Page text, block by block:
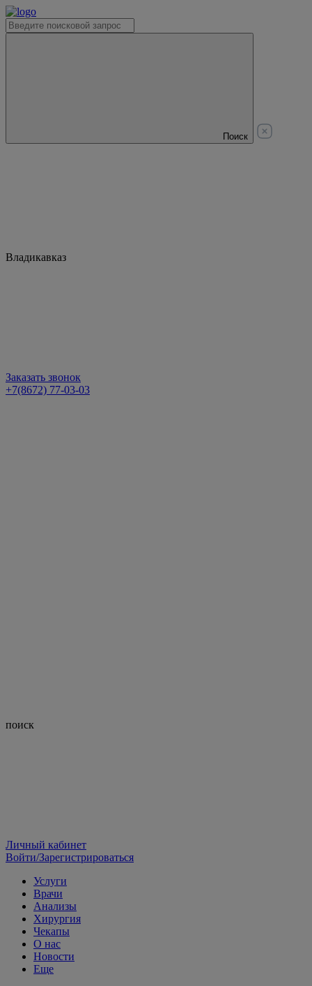
Поиск
Владикавказ
Заказать звонок
+7(8672) 77-03-03
поиск
Личный кабинет
Войти/Зарегистрироваться
Услуги
Врачи
Анализы
Хирургия
Чекапы
О нас
Новости
Еще